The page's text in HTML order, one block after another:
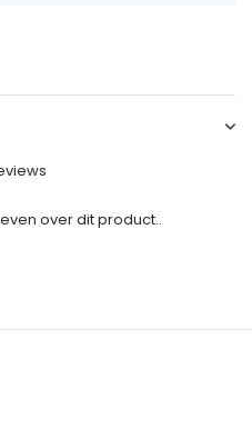
over dit product..